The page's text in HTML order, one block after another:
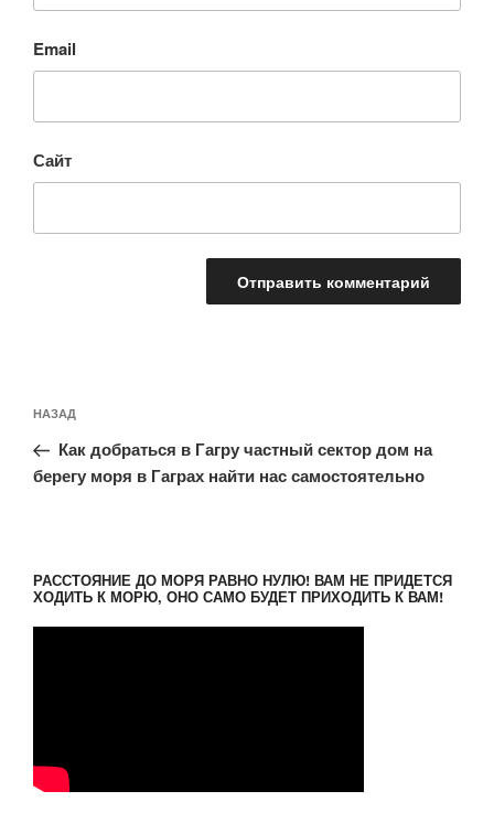
Email
Сайт
по
записям
Предыдущая
запись:
НАЗАД
Как добраться в Гагру частный сектор дом на
берегу моря в Гаграх найти нас самостоятельно
РАССТОЯНИЕ ДО МОРЯ РАВНО НУЛЮ! ВАМ НЕ ПРИДЕТСЯ
ХОДИТЬ К МОРЮ, ОНО САМО БУДЕТ ПРИХОДИТЬ К ВАМ!